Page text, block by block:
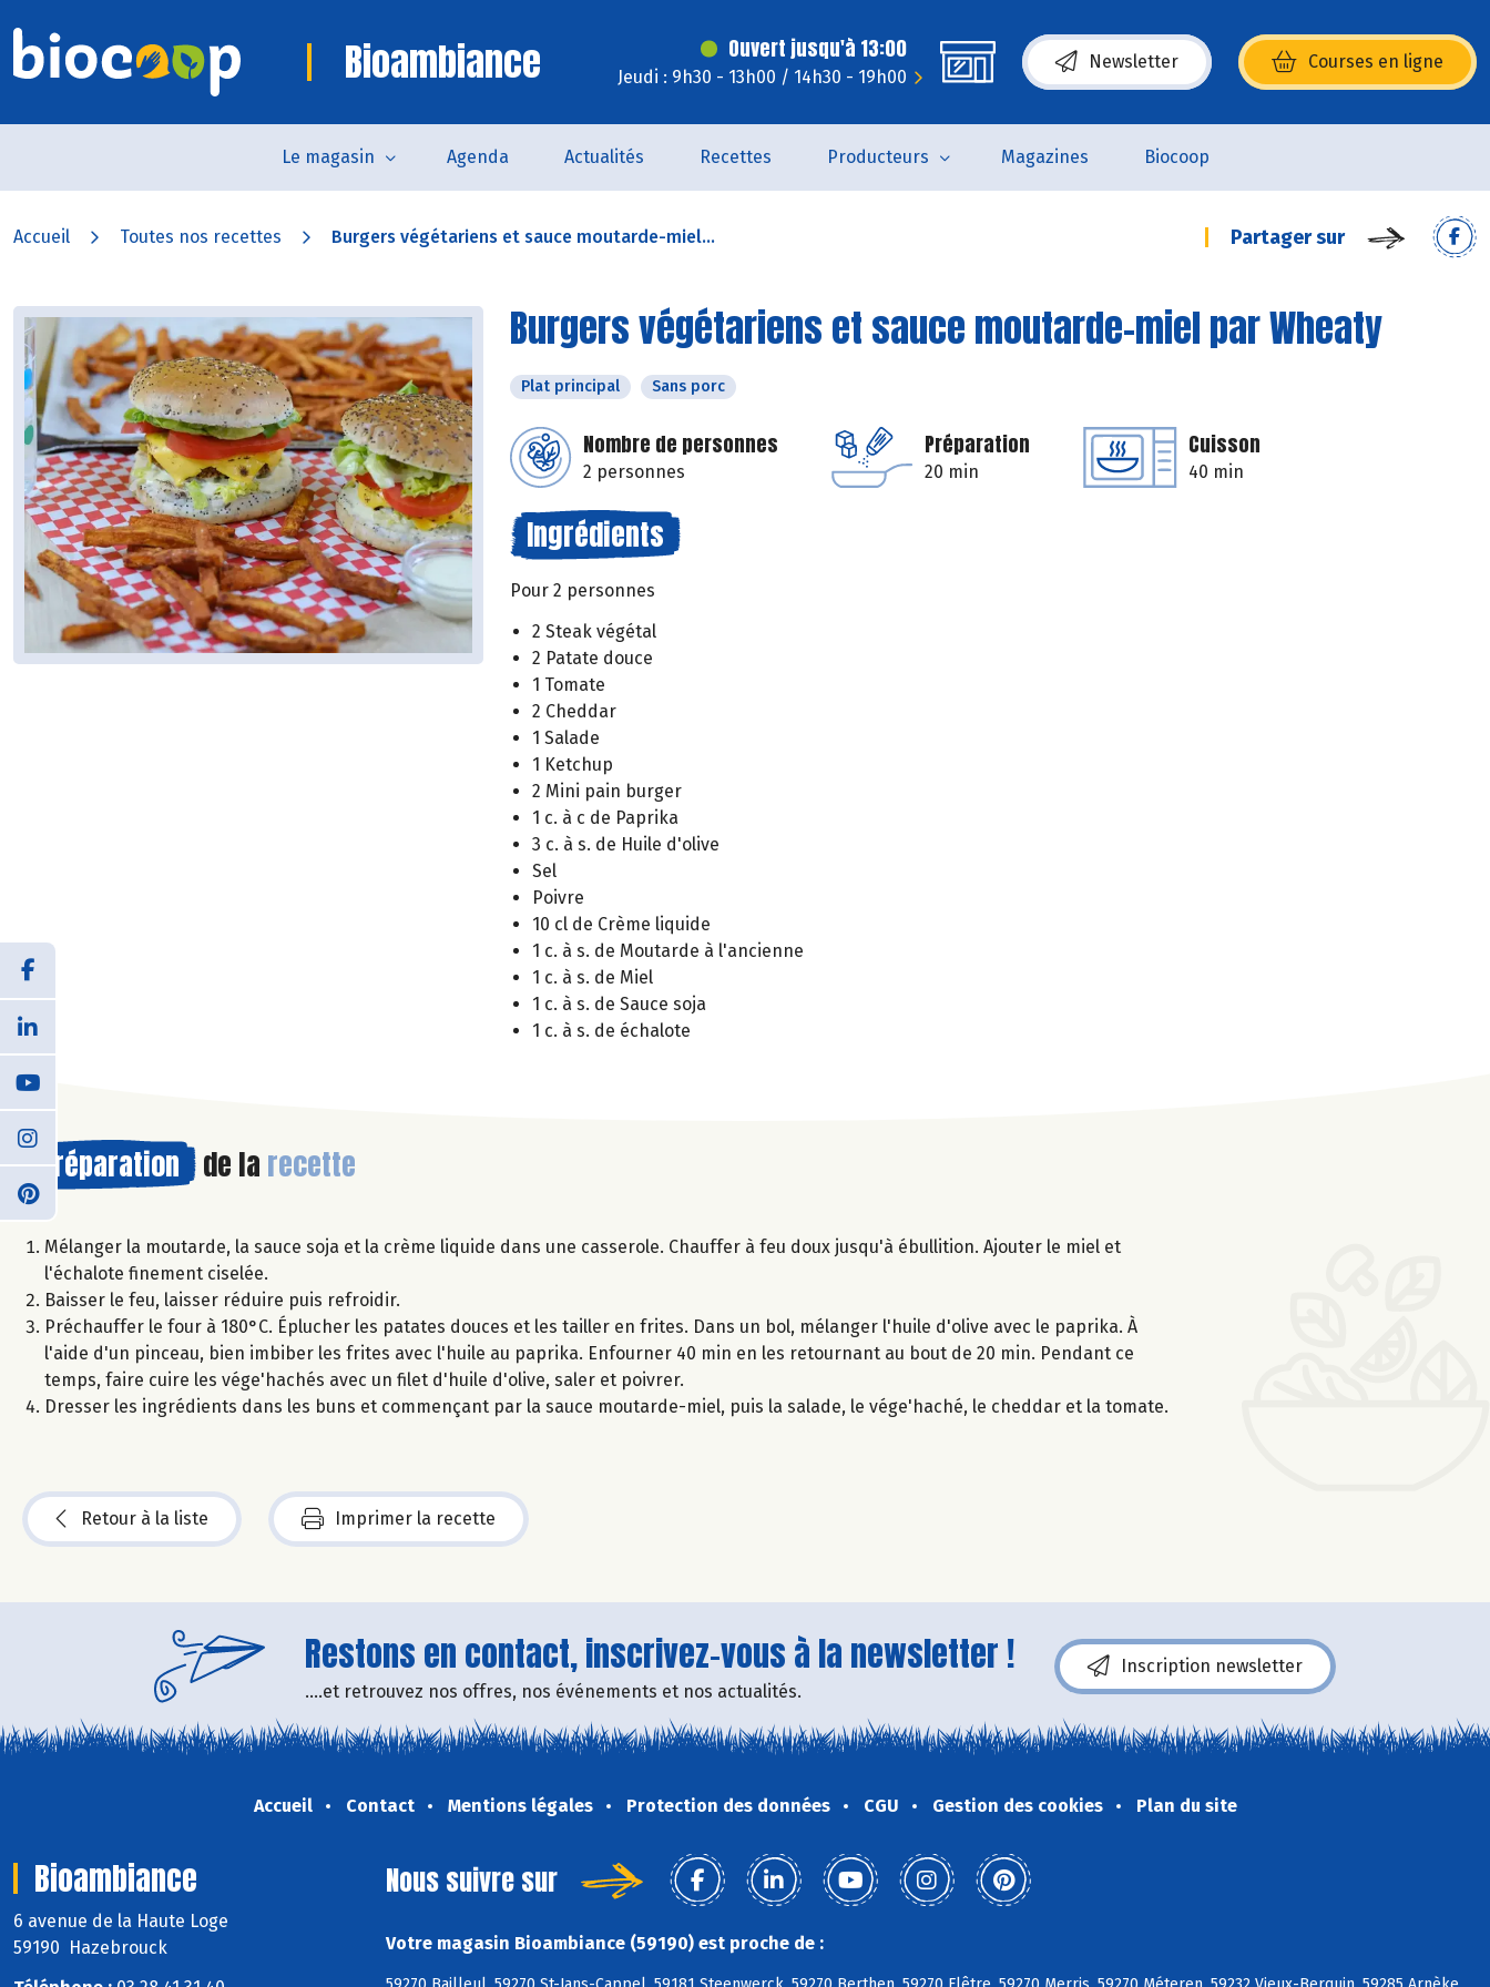
Bioambiance Ouvert jusqu'à 13:00
Jeudi : 9h30 - 13h00 / 14h30 - 19h00
Newsletter Courses en ligne
(s’ouvre dans une nouvelle fenêtre)
Le magasin Agenda Actualités Recettes Producteurs Magazines Biocoop
Accueil Toutes nos recettes Burgers végétariens et sauce moutarde-miel... Partager sur
Burgers végétariens et sauce moutarde-miel par Wheaty
Plat principal Sans porc
Nombre de personnes
2 personnes
Préparation
20 min
Cuisson
40 min
Ingrédients
Pour 2 personnes
2 Steak végétal
2 Patate douce
1 Tomate
2 Cheddar
1 Salade
1 Ketchup
2 Mini pain burger
1 c. à c de Paprika
3 c. à s. de Huile d'olive
Sel
Poivre
10 cl de Crème liquide
1 c. à s. de Moutarde à l'ancienne
1 c. à s. de Miel
1 c. à s. de Sauce soja
1 c. à s. de échalote
Préparation de la recette
Mélanger la moutarde, la sauce soja et la crème liquide dans une casserole. Chauffer à feu doux jusqu'à ébullition. Ajouter le miel et
l'échalote finement ciselée.
Baisser le feu, laisser réduire puis refroidir.
Préchauffer le four à 180°C. Éplucher les patates douces et les tailler en frites. Dans un bol, mélanger l'huile d'olive avec le paprika. À
l'aide d'un pinceau, bien imbiber les frites avec l'huile au paprika. Enfourner 40 min en les retournant au bout de 20 min. Pendant ce
temps, faire cuire les vége'hachés avec un filet d'huile d'olive, saler et poivrer.
Dresser les ingrédients dans les buns et commençant par la sauce moutarde-miel, puis la salade, le vége'haché, le cheddar et la tomate.
Retour à la liste Imprimer la recette
Restons en contact, inscrivez-vous à la newsletter !
....et retrouvez nos offres, nos événements et nos actualités.
Inscription newsletter
Accueil Contact Mentions légales Protection des données CGU Gestion des cookies Plan du site
Bioambiance
6 avenue de la Haute Loge
59190 Hazebrouck
Nous suivre sur
Votre magasin Bioambiance (59190) est proche de :